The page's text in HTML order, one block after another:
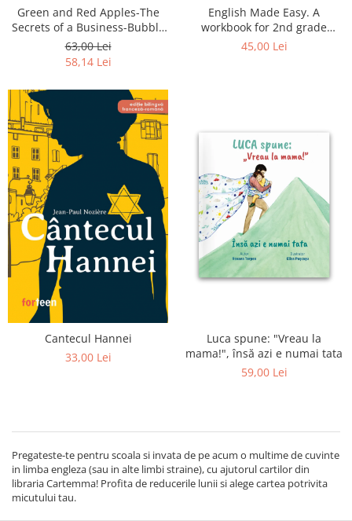
Green and Red Apples-The
Secrets of a Business-Bubbly
Kid
63,00 Lei
58,14 Lei
English Made Easy. A
workbook for 2nd grade
students
45,00 Lei
Cantecul Hannei
33,00 Lei
Luca spune: "Vreau la
mama!", însă azi e numai tata
59,00 Lei
Pregateste-te pentru scoala si invata de pe acum o multime de cuvinte
in limba engleza (sau in alte limbi straine), cu ajutorul cartilor din
libraria Cartemma! Profita de reducerile lunii si alege cartea potrivita
micutului tau.